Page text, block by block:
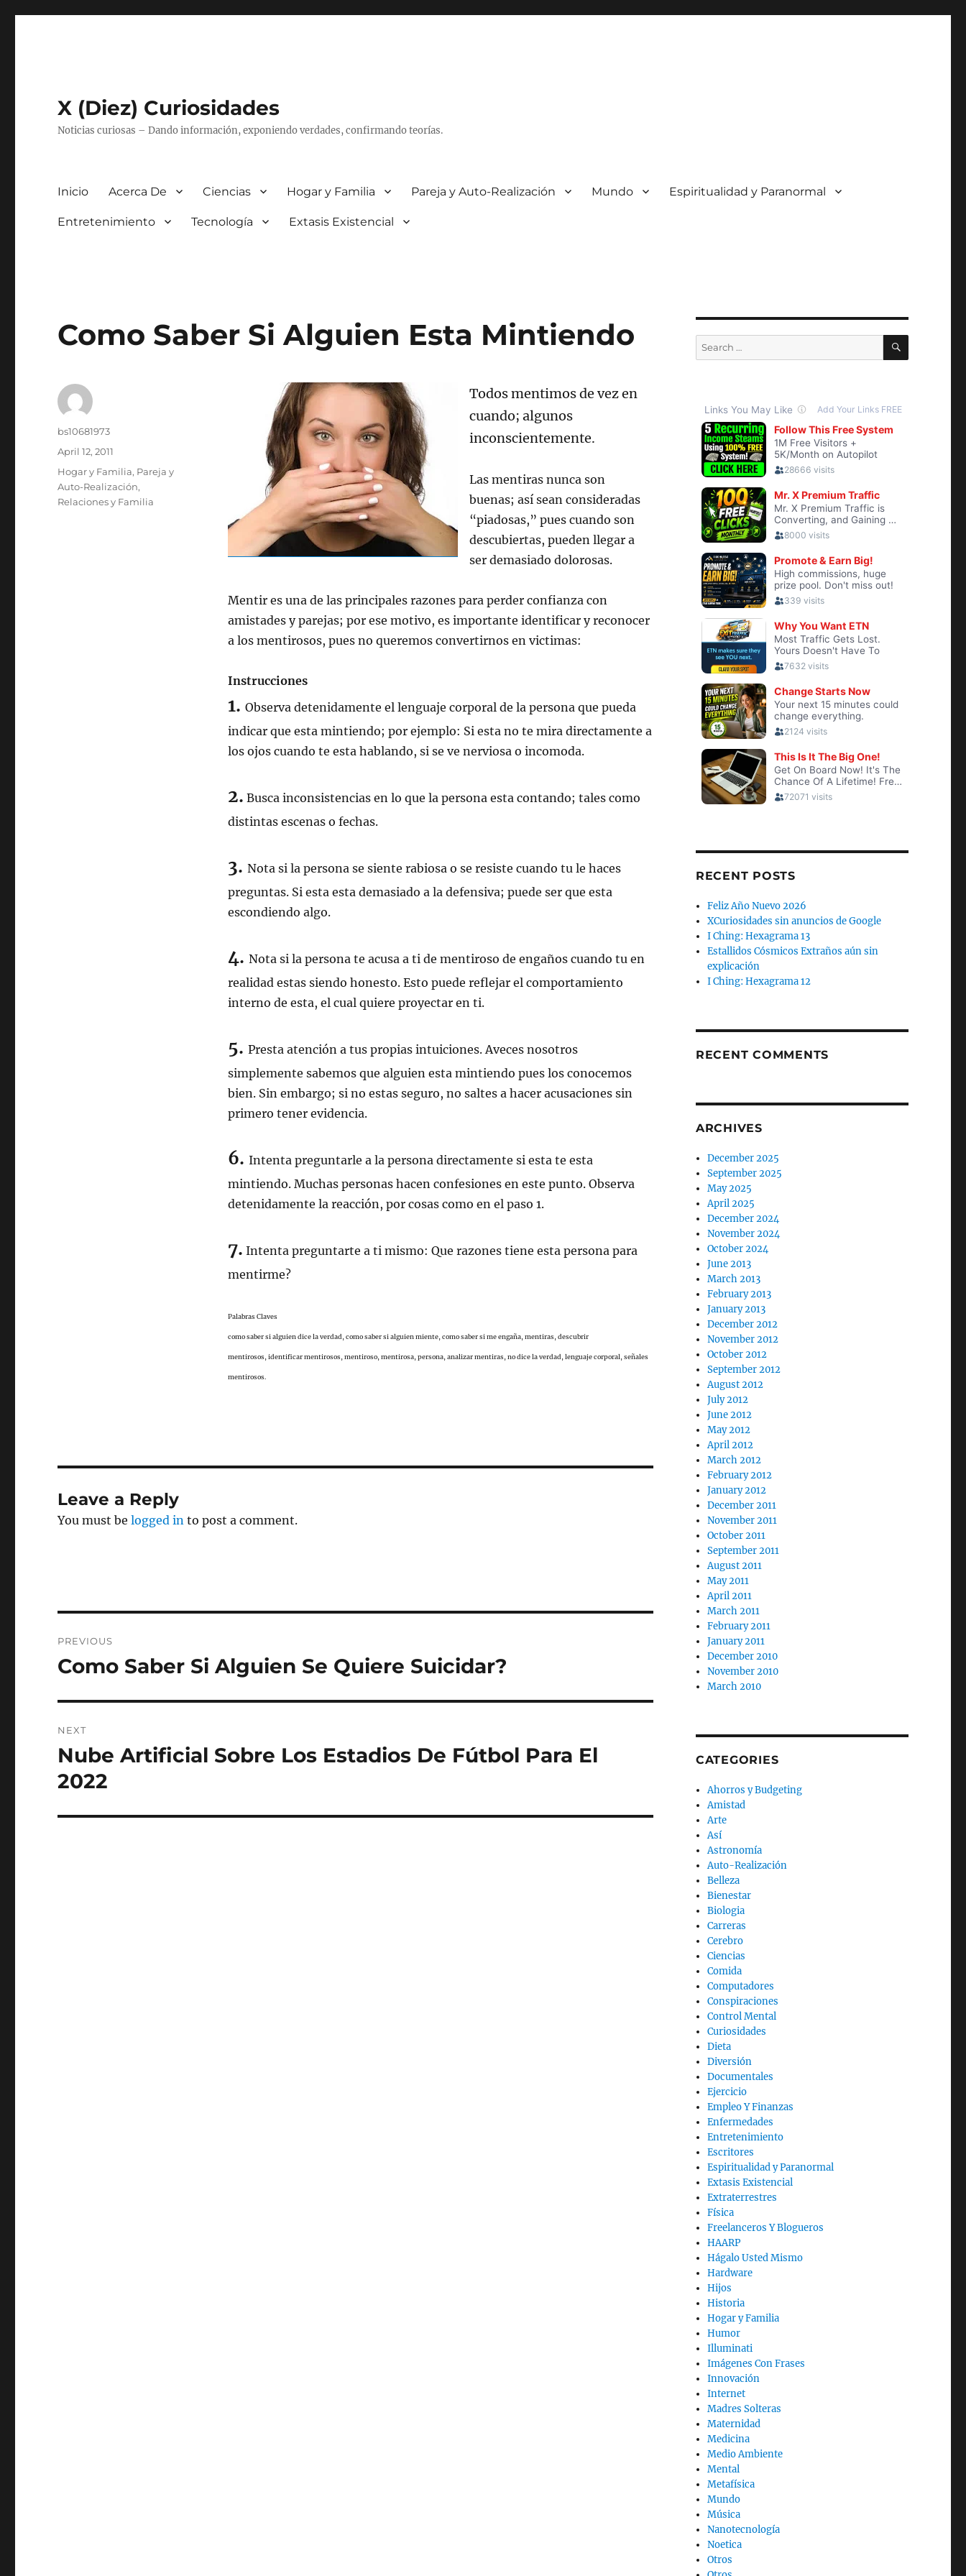
X (Diez) Curiosidades
Noticias curiosas – Dando información, exponiendo verdades, confirmando teorías.
Inicio Acerca De Ciencias Hogar y Familia Pareja y Auto-Realización Mundo Espiritualidad y Paranormal
Entretenimiento Tecnología Extasis Existencial
Como Saber Si Alguien Esta Mintiendo
Todos mentimos de vez en
cuando; algunos
inconscientemente.
Las mentiras nunca son
buenas; así sean consideradas
“piadosas,” pues cuando son
descubiertas, pueden llegar a
ser demasiado dolorosas.
Mentir es una de las principales razones para perder confianza con
amistades y parejas; por ese motivo, es importante identificar y reconocer
a los mentirosos, pues no queremos convertirnos en victimas:
Instrucciones
1. Observa detenidamente el lenguaje corporal de la persona que pueda
indicar que esta mintiendo; por ejemplo: Si esta no te mira directamente a
los ojos cuando te esta hablando, si se ve nerviosa o incomoda.
2. Busca inconsistencias en lo que la persona esta contando; tales como
distintas escenas o fechas.
3. Nota si la persona se siente rabiosa o se resiste cuando tu le haces
preguntas. Si esta esta demasiado a la defensiva; puede ser que esta
escondiendo algo.
4. Nota si la persona te acusa a ti de mentiroso de engaños cuando tu en
realidad estas siendo honesto. Esto puede reflejar el comportamiento
interno de esta, el cual quiere proyectar en ti.
5. Presta atención a tus propias intuiciones. Aveces nosotros
simplemente sabemos que alguien esta mintiendo pues los conocemos
bien. Sin embargo; si no estas seguro, no saltes a hacer acusaciones sin
primero tener evidencia.
6. Intenta preguntarle a la persona directamente si esta te esta
mintiendo. Muchas personas hacen confesiones en este punto. Observa
detenidamente la reacción, por cosas como en el paso 1.
7. Intenta preguntarte a ti mismo: Que razones tiene esta persona para
mentirme?
Palabras Claves
como saber si alguien dice la verdad, como saber si alguien miente, como saber si me engaña, mentiras, descubrir
mentirosos, identificar mentirosos, mentiroso, mentirosa, persona, analizar mentiras, no dice la verdad, lenguaje corporal, señales
mentirosos.
Author
bs10681973
Posted
April 12, 2011
Categories
Hogar y Familia, Pareja y
Auto-Realización,
Relaciones y Familia
Leave a Reply
You must belogged in to post a comment.
navigation
PREVIOUS
Previous
Como Saber Si Alguien Se Quiere Suicidar?
NEXT
Next
post:
Nube Artificial Sobre Los Estadios De Fútbol Para El
2022
Search
for:
SEARCH
RECENT POSTS
Feliz Año Nuevo 2026
XCuriosidades sin anuncios de Google
I Ching: Hexagrama 13
Estallidos Cósmicos Extraños aún sin
explicación
I Ching: Hexagrama 12
RECENT COMMENTS
ARCHIVES
December 2025
September 2025
May 2025
April 2025
December 2024
November 2024
October 2024
June 2013
March 2013
February 2013
January 2013
December 2012
November 2012
October 2012
September 2012
August 2012
July 2012
June 2012
May 2012
April 2012
March 2012
February 2012
January 2012
December 2011
November 2011
October 2011
September 2011
August 2011
May 2011
April 2011
March 2011
February 2011
January 2011
December 2010
November 2010
March 2010
CATEGORIES
Ahorros y Budgeting
Amistad
Arte
Así
Astronomía
Auto-Realización
Belleza
Bienestar
Biologia
Carreras
Cerebro
Ciencias
Comida
Computadores
Conspiraciones
Control Mental
Curiosidades
Dieta
Diversión
Documentales
Ejercicio
Empleo Y Finanzas
Enfermedades
Entretenimiento
Escritores
Espiritualidad y Paranormal
Extasis Existencial
Extraterrestres
Física
Freelanceros Y Blogueros
HAARP
Hágalo Usted Mismo
Hardware
Hijos
Historia
Hogar y Familia
Humor
Illuminati
Imágenes Con Frases
Innovación
Internet
Madres Solteras
Maternidad
Medicina
Medio Ambiente
Mental
Metafísica
Mundo
Música
Nanotecnología
Noetica
Otros